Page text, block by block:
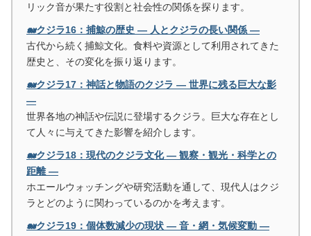
リック音が果たす役割と社会性の関係を探ります。
🐋クジラ16：捕鯨の歴史 ― 人とクジラの長い関係 ―
古代から続く捕鯨文化。食料や資源として利用されてきた
歴史と、その変化を振り返ります。
🐋クジラ17：神話と物語のクジラ ― 世界に残る巨大な影
―
世界各地の神話や伝説に登場するクジラ。巨大な存在とし
て人々に与えてきた影響を紹介します。
🐋クジラ18：現代のクジラ文化 ― 観察・観光・科学との
距離 ―
ホエールウォッチングや研究活動を通して、現代人はクジ
ラとどのように関わっているのかを考えます。
🐋クジラ19：個体数減少の現状 ― 音・網・気候変動 ―